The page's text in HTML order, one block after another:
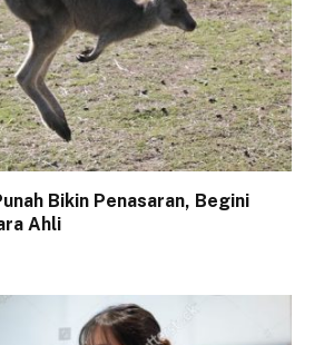
Bikin Penasaran, Begini
Ahli